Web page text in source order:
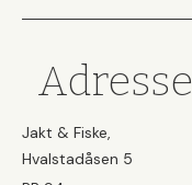
Adresse
Jakt & Fiske,
Hvalstadåsen 5